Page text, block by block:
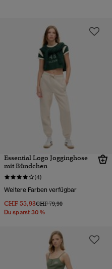
Essential Logo Jogginghose
mit Bündchen
(4)
Weitere Farben verfügbar
CHF 55,93Preis wurde reduziert von
CHF 79,90bis
Du sparst 30 %